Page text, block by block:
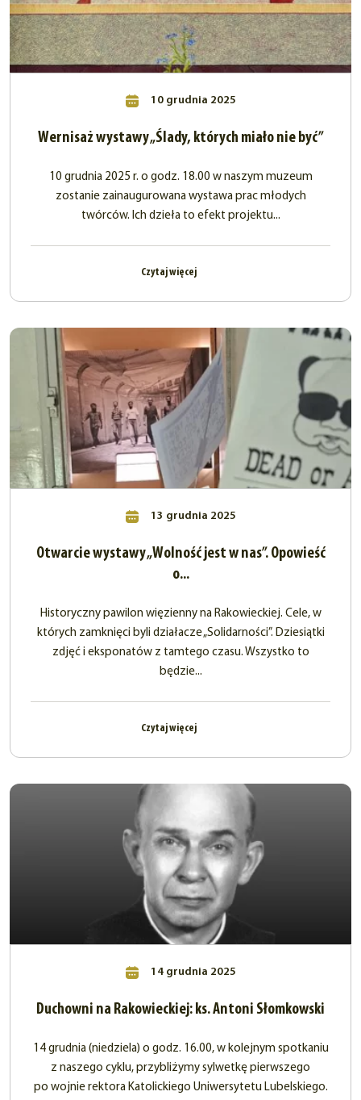
10 grudnia 2025
Wernisaż wystawy „Ślady, których miało nie być”
10 grudnia 2025 r. o godz. 18.00 w naszym muzeum
zostanie zainaugurowana wystawa prac młodych
twórców. Ich dzieła to efekt projektu...
Czytaj więcej
13 grudnia 2025
Otwarcie wystawy „Wolność jest w nas”. Opowieść
o...
Historyczny pawilon więzienny na Rakowieckiej. Cele, w
których zamknięci byli działacze „Solidarności”. Dziesiątki
zdjęć i eksponatów z tamtego czasu. Wszystko to
będzie...
Czytaj więcej
14 grudnia 2025
Duchowni na Rakowieckiej: ks. Antoni Słomkowski
14 grudnia (niedziela) o godz. 16.00, w kolejnym spotkaniu
z naszego cyklu, przybliżymy sylwetkę pierwszego
po wojnie rektora Katolickiego Uniwersytetu Lubelskiego.